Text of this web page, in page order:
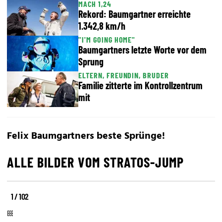
MACH 1,24
Rekord: Baumgartner erreichte
1.342,8 km/h
"I'M GOING HOME"
Baumgartners letzte Worte vor dem
Sprung
ELTERN, FREUNDIN, BRUDER
Familie zitterte im Kontrollzentrum
mit
Felix Baumgartners beste Sprünge!
ALLE BILDER VOM STRATOS-JUMP
1 / 102
Die
Bilder
Die
Bilder
Die
Bilder